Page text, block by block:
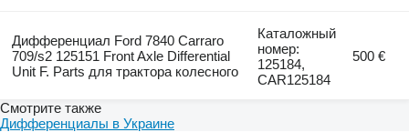
Дифференциал Ford 7840 Carraro
709/s2 125151 Front Axle Differential
Unit F. Parts для трактора колесного
Каталожный
номер:
125184,
CAR125184
500 €
Смотрите также
Дифференциалы в Украине